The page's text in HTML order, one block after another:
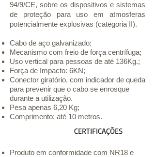
94/9/CE, sobre os dispositivos e sistemas
de proteção para uso em atmosferas
potencialmente explosivas (categoria II).
Cabo de aço galvanizado;
Mecanismo com freio de força centrífuga;
Uso vertical para pessoas de até 136Kg.;
Força de Impacto: 6KN;
Conector giratório, com indicador de queda
para prevenir que o cabo se enrosque
durante a utilização.
Pesa apenas 6,20 Kg;
Comprimento: até 10 metros.
CERTIFICAÇÕES
Produto em conformidade com NR18 e